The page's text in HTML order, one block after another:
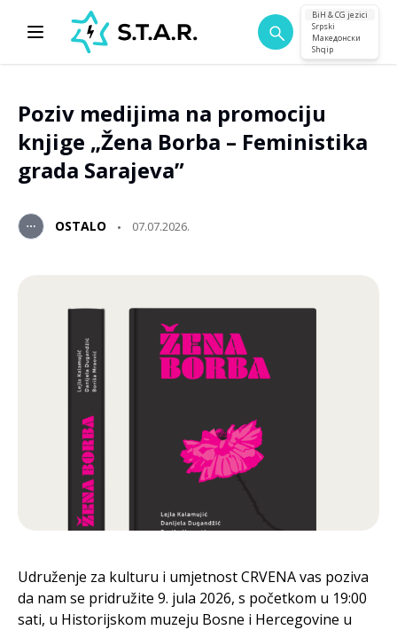
BiH & CG jezici
Srpski
Македонски
Shqip
Poziv medijima na promociju
knjige „Žena Borba – Feministika
grada Sarajeva”
OSTALO 07.07.2026.
Udruženje za kulturu i umjetnost CRVENA vas poziva
da nam se pridružite 9. jula 2026, s početkom u 19:00
sati, u Historijskom muzeju Bosne i Hercegovine u